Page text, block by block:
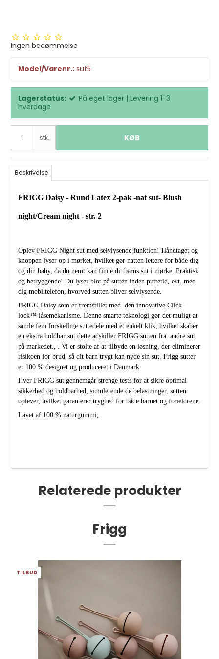
Ingen bedømmelse
Model/Varenr.: sut5
Lagerstatus:
På eget lager | Levering 1-3
hverdage
stk. KØB
Beskrivelse
FRIGG Daisy - Rund Latex 2-pak -nat sut- Blush
night/Cream night - str. 2
Oplev FRIGG Night sut med selvlysende funktion! Håndtaget og
knoppen lyser op i mørket, hvilket gør natten lettere for både dig
og din baby, da du nemt kan finde dit barns sut i mørke. Praktisk
og betryggende! Du lyser blot på sutten inden puttetid, evt. med
dig mobiltelefon, hvorved sutten bliver selvlysende.
FRIGG Daisy som er fremstillet med den innovative Click-
lock™ låsemekanisme. Denne smarte teknologi gør det muligt at
samle fem forskellige suttedele med et enkelt klik, hvilket skaber
en ekstra holdbar sut dette adskiller FRIGG sutten fra andre sut
på markedet., . Vi er stolte af at tilbyde en løsning, der eliminerer
risikoen for brud, så dit barn trygt kan nyde sin sut. Frigg sutter
er 100 % designet og produceret i Danmark.
Hver FRIGG sut gennemgår strenge tests for at sikre optimal
sikkerhed og holdbarhed, simulerende de belastninger, sutten
oplever, hvilket garanterer tryghed for både barnet og forældrene.
Lavet af 100 % naturgummi,
Relaterede produkter
Frigg
TILBUD